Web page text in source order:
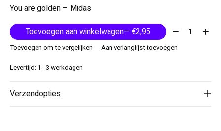
You are golden – Midas
Toevoegen aan winkelwagen
— €2,95 Aantal:
Toevoegen om te vergelijken
Aan verlanglijst toevoegen
Levertijd: 1 - 3 werkdagen
Verzendopties